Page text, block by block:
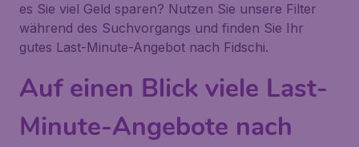
es Sie viel Geld sparen? Nutzen Sie unsere Filter
während des Suchvorgangs und finden Sie Ihr
gutes Last-Minute-Angebot nach Fidschi.
Auf einen Blick viele Last-
Minute-Angebote nach